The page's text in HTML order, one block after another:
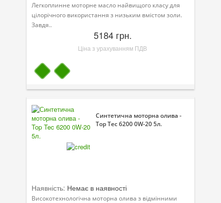
Легкоплинне моторне масло найвищого класу для
цілорічного використання з низьким вмістом золи.
Завдя..
5184 грн.
Ціна з урахуванням ПДВ
Синтетична моторна олива -
Top Tec 6200 0W-20 5л.
Наявність: Немає в наявності
Високотехнологічна моторна олива з відмінними